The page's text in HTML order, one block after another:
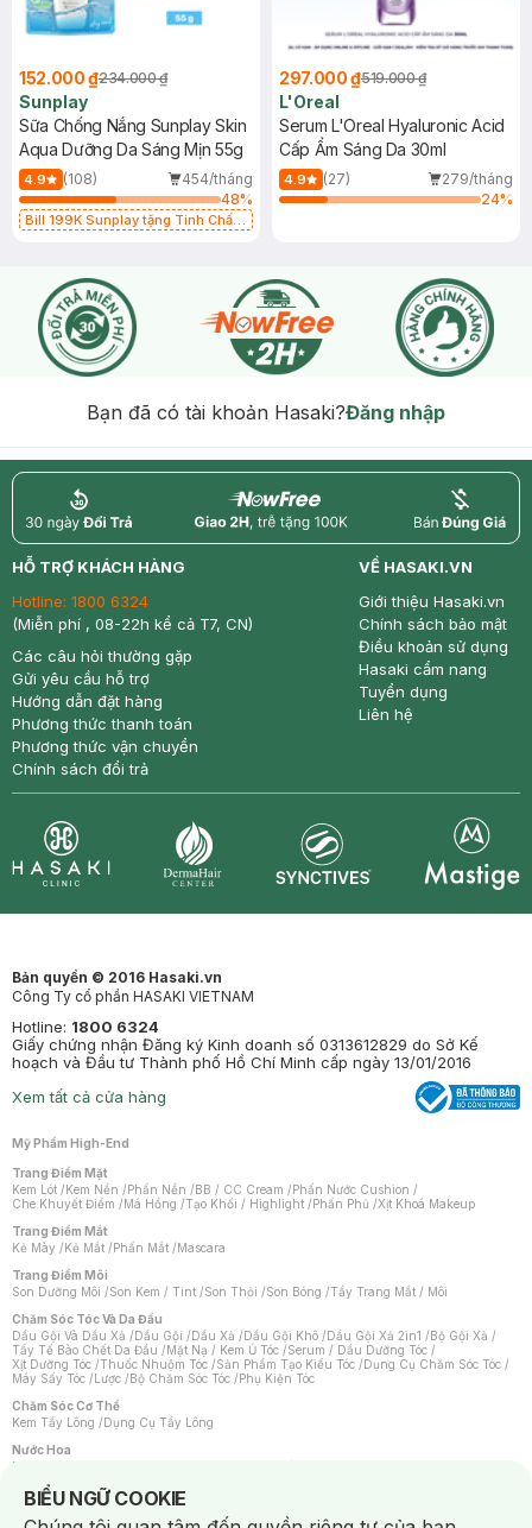
152.000 ₫234.000 ₫
Sunplay
Sữa Chống Nắng Sunplay Skin
Aqua Dưỡng Da Sáng Mịn 55g
4.9 (108)
454/tháng
48%
Bill 199K Sunplay tặng Tinh Chất
297.000 ₫519.000 ₫
L'Oreal
Serum L'Oreal Hyaluronic Acid
Cấp Ẩm Sáng Da 30ml
4.9 (27)
279/tháng
24%
Bạn đã có tài khoản Hasaki?Đăng nhập
return nowfree price
HỖ TRỢ KHÁCH HÀNG
Hotline: 1800 6324
(Miễn phí , 08-22h kể cả T7, CN)
Các câu hỏi thường gặp
Gửi yêu cầu hỗ trợ
Hướng dẫn đặt hàng
Phương thức thanh toán
Phương thức vận chuyển
Chính sách đổi trả
VỀ HASAKI.VN
Giới thiệu Hasaki.vn
Chính sách bảo mật
Điều khoản sử dụng
Hasaki cẩm nang
Tuyển dụng
Liên hệ
Bản quyền © 2016 Hasaki.vn
Công Ty cổ phần HASAKI VIETNAM
Hotline: 1800 6324
Giấy chứng nhận Đăng ký Kinh doanh số 0313612829 do Sở Kế
hoạch và Đầu tư Thành phố Hồ Chí Minh cấp ngày 13/01/2016
Xem tất cả cửa hàng
Mỹ Phẩm High-End
Trang Điểm Mặt
Kem Lót /Kem Nền /Phấn Nền /BB / CC Cream /Phấn Nước Cushion /
Che Khuyết Điểm /Má Hồng /Tạo Khối / Highlight /Phấn Phủ /Xịt Khoá Makeup
Trang Điểm Mắt
Kẻ Mày /Kẻ Mắt /Phấn Mắt /Mascara
Trang Điểm Môi
Son Dưỡng Môi /Son Kem / Tint /Son Thỏi /Son Bóng /Tẩy Trang Mắt / Môi
Chăm Sóc Tóc Và Da Đầu
Dầu Gội Và Dầu Xả /Dầu Gội /Dầu Xả /Dầu Gội Khô /Dầu Gội Xả 2in1 /Bộ Gội Xả /
Tẩy Tế Bào Chết Da Đầu /Mặt Nạ / Kem Ủ Tóc /Serum / Dầu Dưỡng Tóc /
Xịt Dưỡng Tóc /Thuốc Nhuộm Tóc /Sản Phẩm Tạo Kiểu Tóc /Dụng Cụ Chăm Sóc Tóc /
Máy Sấy Tóc /Lược /Bộ Chăm Sóc Tóc /Phụ Kiện Tóc
Chăm Sóc Cơ Thể
Kem Tẩy Lông /Dụng Cụ Tẩy Lông
Nước Hoa
Nước Hoa Nữ
Chăm Sóc Cá Nhân
Chống Muỗi /Khẩu Trang /Máy Massage/Mặt Nạ Xông Hơi /Nước Rửa Tay/
BIỂU NGỮ COOKIE
Notice about cookies usage